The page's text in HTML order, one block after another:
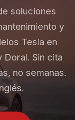
soluciones
y
Tesla en
Sin cita
no semanas.